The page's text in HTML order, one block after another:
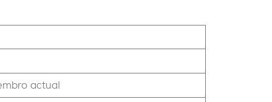
actual